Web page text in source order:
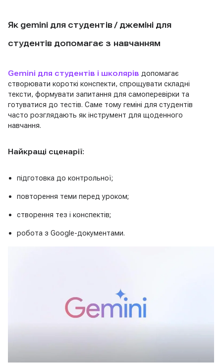
Як gemini для студентів / джеміні для
студентів допомагає з навчанням
Gemini для студентів і школярів допомагає
створювати короткі конспекти, спрощувати складні
тексти, формувати запитання для самоперевірки та
готуватися до тестів. Саме тому геміні для студентів
часто розглядають як інструмент для щоденного
навчання.
Найкращі сценарії:
підготовка до контрольної;
повторення теми перед уроком;
створення тез і конспектів;
робота з Google-документами.